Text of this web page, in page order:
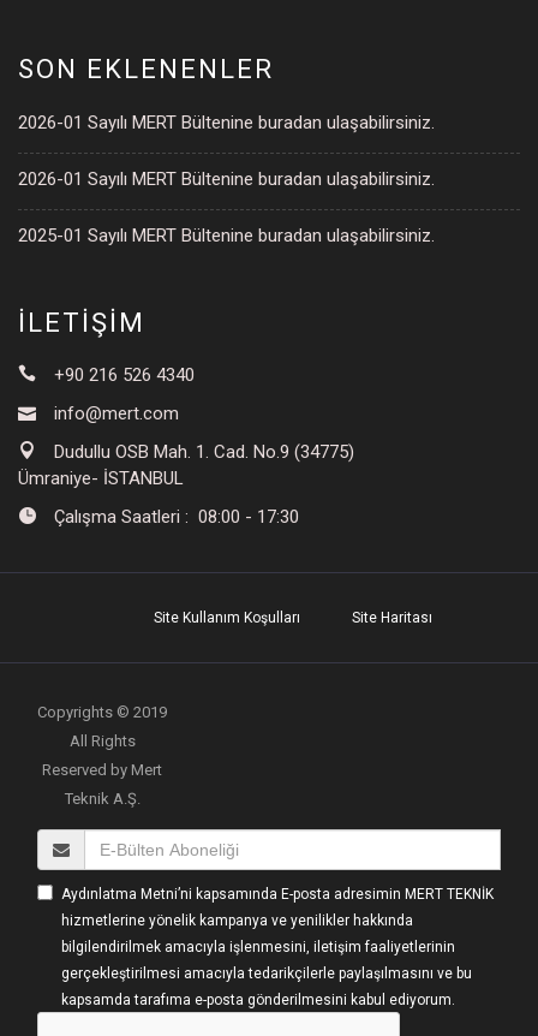
SON EKLENENLER
2026-01 Sayılı MERT Bültenine buradan ulaşabilirsiniz.
2026-01 Sayılı MERT Bültenine buradan ulaşabilirsiniz.
2025-01 Sayılı MERT Bültenine buradan ulaşabilirsiniz.
İLETİŞİM
+90 216 526 4340
info@mert.com
Dudullu OSB Mah. 1. Cad. No.9 (34775)
Ümraniye- İSTANBUL
Çalışma Saatleri : 08:00 - 17:30
Site Kullanım Koşulları Site Haritası
Copyrights © 2019
All Rights
Reserved by Mert
Teknik A.Ş.
Aydınlatma Metni’ni kapsamında E-posta adresimin MERT TEKNİK
hizmetlerine yönelik kampanya ve yenilikler hakkında
bilgilendirilmek amacıyla işlenmesini, iletişim faaliyetlerinin
gerçekleştirilmesi amacıyla tedarikçilerle paylaşılmasını ve bu
kapsamda tarafıma e-posta gönderilmesini kabul ediyorum.